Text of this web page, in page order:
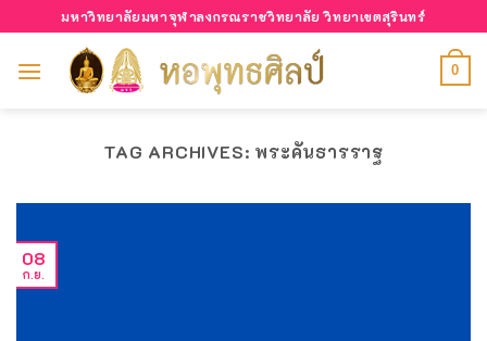
to
content
มหาวิทยาลัยมหาจุฬาลงกรณราชวิทยาลัย วิทยาเขตสุรินทร์
0
TAG ARCHIVES: พระคันธารราฐ
08
ก.ย.